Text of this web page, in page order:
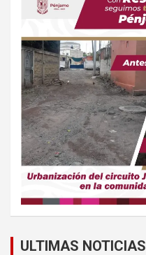
ULTIMAS NOTICIAS